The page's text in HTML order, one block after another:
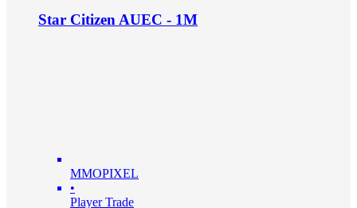
Star Citizen AUEC - 1M
MMOPIXEL
•
Player Trade